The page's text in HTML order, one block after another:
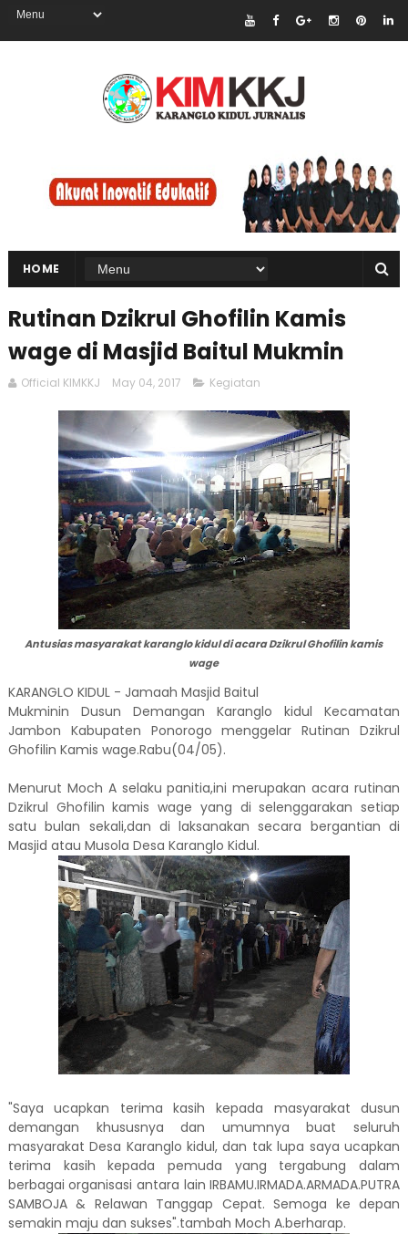
HOME
Rutinan Dzikrul Ghofilin Kamis
wage di Masjid Baitul Mukmin
Official KIMKKJ May 04, 2017 Kegiatan
Antusias masyarakat karanglo kidul di acara Dzikrul Ghofilin kamis
wage
KARANGLO KIDUL - Jamaah Masjid Baitul
Mukminin Dusun Demangan Karanglo kidul Kecamatan
Jambon Kabupaten Ponorogo menggelar Rutinan Dzikrul
Ghofilin Kamis wage.Rabu(04/05).
Menurut Moch A selaku panitia,ini merupakan acara rutinan
Dzikrul Ghofilin kamis wage yang di selenggarakan setiap
satu bulan sekali,dan di laksanakan secara bergantian di
Masjid atau Musola Desa Karanglo Kidul.
"Saya ucapkan terima kasih kepada masyarakat dusun
demangan khususnya dan umumnya buat seluruh
masyarakat Desa Karanglo kidul, dan tak lupa saya ucapkan
terima kasih kepada pemuda yang tergabung dalam
berbagai organisasi antara lain IRBAMU.IRMADA.ARMADA.PUTRA
SAMBOJA & Relawan Tanggap Cepat. Semoga ke depan
semakin maju dan sukses".tambah Moch A.berharap.